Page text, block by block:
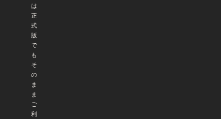
は
正
式
版
で
も
そ
の
ま
ま
ご
利